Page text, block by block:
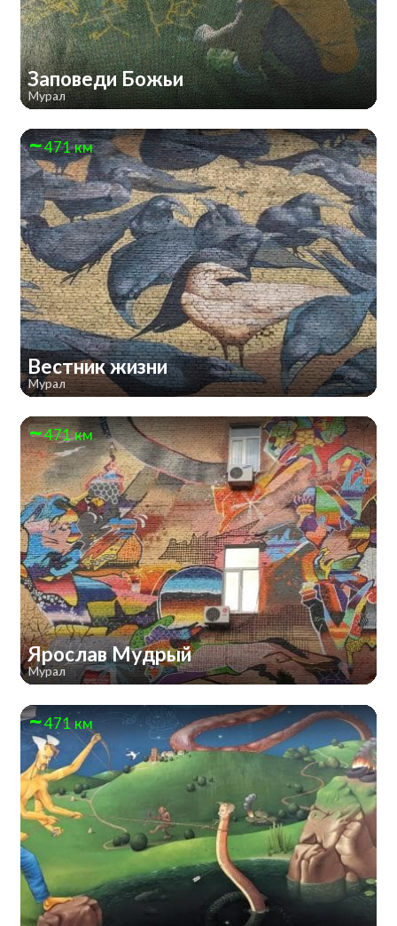
Заповеди Божьи
Мурал
471 км
Вестник жизни
Мурал
471 км
Ярослав Мудрый
Мурал
471 км